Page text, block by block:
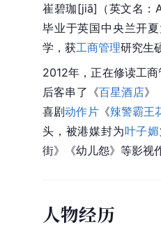
崔碧珈[jiā]（英文名：
毕业于英国中央兰开
学，获工商管理研究生
2012年，正在修读工
后客串了《百星酒店》
喜剧动作片《辣警霸王
头，被港媒封为叶子媚
街》《幼儿怨》等影视
人物经历